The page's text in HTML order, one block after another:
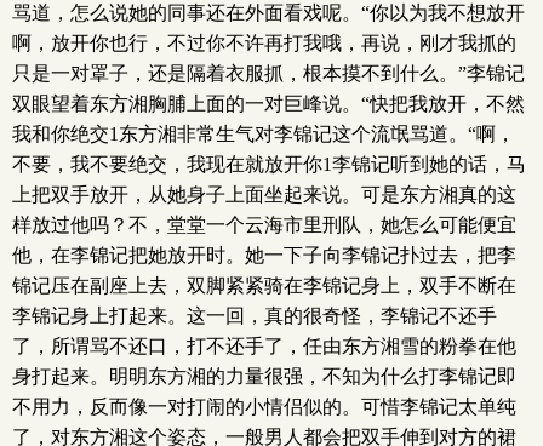
骂道，怎么说她的同事还在外面看戏呢。“你以为我不想放开
啊，放开你也行，不过你不许再打我哦，再说，刚才我抓的
只是一对罩子，还是隔着衣服抓，根本摸不到什么。”李锦记
双眼望着东方湘胸脯上面的一对巨峰说。“快把我放开，不然
我和你绝交1东方湘非常生气对李锦记这个流氓骂道。“啊，
不要，我不要绝交，我现在就放开你1李锦记听到她的话，马
上把双手放开，从她身子上面坐起来说。可是东方湘真的这
样放过他吗？不，堂堂一个云海市里刑队，她怎么可能便宜
他，在李锦记把她放开时。她一下子向李锦记扑过去，把李
锦记压在副座上去，双脚紧紧骑在李锦记身上，双手不断在
李锦记身上打起来。这一回，真的很奇怪，李锦记不还手
了，所谓骂不还口，打不还手了，任由东方湘雪的粉拳在他
身打起来。明明东方湘的力量很强，不知为什么打李锦记即
不用力，反而像一对打闹的小情侣似的。可惜李锦记太单纯
了，对东方湘这个姿态，一般男人都会把双手伸到对方的裙